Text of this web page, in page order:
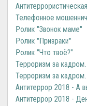
Телефонное
Ролик "Звонок маме"
Ролик "Призраки"
Ролик "Что твоё?"
Терроризм за
Терроризм за
Антитеррор 2018 - А
Антитеррор 2018 -